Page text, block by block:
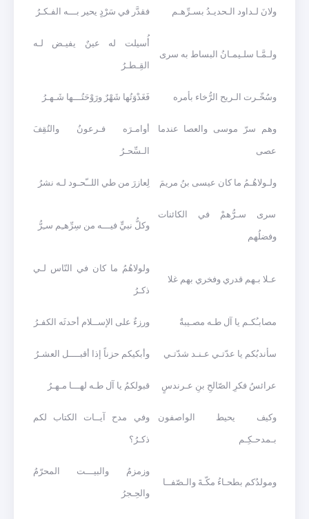
فقدَّر في سَرْدٍ يحير بـــه الفـكـرُ ولانَ لـداود الـحديـدُ بسـرِّهـم
أُسيلت له عينٌ يفيـض لـه
القِـطـرُ
ولـمَّـا سلـيمـانُ البساط به سرى
فَغَدْوَتُها شَهْرٌ ورَوْحَتُـــها شَـهـرُ وسُخّـرت الـريح الرُّخاء بأمره
أوامـرَه فـرعونُ والتُقِفَ
الـسِّحـرُ
وهم سرّ موسى والعصا عندما
عصى
لِعازرَ من طي اللــّحـود لـه نشرُ ولـولاهُـمُ ما كان عيسى بنُ مريمَ
وكلُّ نبيٍّ فيـــه من سِرِّهـِم سـِرُّ
سرى سـرُّهمْ في الكائنات
وفضلُهم
ولولاهُمُ ما كان في النّاس لـي
ذكـرُ
عـلا بـهم قدري وفخري بهم غلا
ورزءٌ على الإســلام أحدثَه الكفـرُ مصابـُكـم يا آل طـه مصـيبةٌ
وأبكيكم حزناً إذا أقبــــل العشـرُ سأندبُكم يا عدّتـي عـنـد شدّتـي
قبولكمُ يا آل طـه لهـــا مـهـرُ عرائسُ فكرِ الصّالحِ بنِ عـرندسٍ
وفي مدح آيــات الكتاب لكم
ذكـرُ؟
وكيف يحيط الواصفون
بـمدحـكِـم
وزمزمُ والبيـــت المحرّمُ
والحِـجرُ
ومولدُكم بطحـاءُ مكّـةَ والـصّفــا